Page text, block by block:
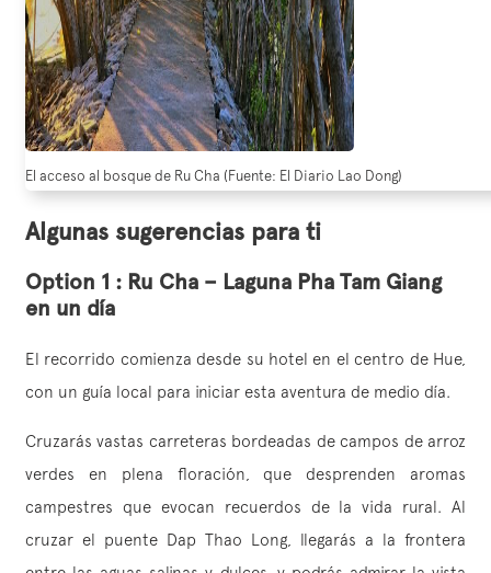
El acceso al bosque de Ru Cha (Fuente: El Diario Lao Dong)
Algunas sugerencias para ti
Option 1 : Ru Cha – Laguna Pha Tam Giang
en un día
El recorrido comienza desde su hotel en el centro de Hue,
con un guía local para iniciar esta aventura de medio día.
Cruzarás vastas carreteras bordeadas de campos de arroz
verdes en plena floración, que desprenden aromas
campestres que evocan recuerdos de la vida rural. Al
cruzar el puente Dap Thao Long, llegarás a la frontera